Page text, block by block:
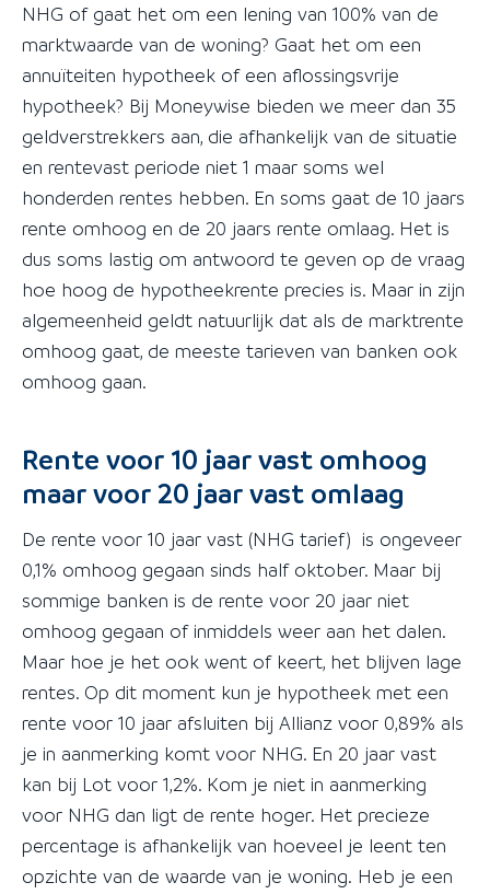
NHG of gaat het om een lening van 100% van de
marktwaarde van de woning? Gaat het om een
annuïteiten hypotheek of een aflossingsvrije
hypotheek? Bij Moneywise bieden we meer dan 35
geldverstrekkers aan, die afhankelijk van de situatie
en rentevast periode niet 1 maar soms wel
honderden rentes hebben. En soms gaat de 10 jaars
rente omhoog en de 20 jaars rente omlaag. Het is
dus soms lastig om antwoord te geven op de vraag
hoe hoog de hypotheekrente precies is. Maar in zijn
algemeenheid geldt natuurlijk dat als de marktrente
omhoog gaat, de meeste tarieven van banken ook
omhoog gaan.
Rente voor 10 jaar vast omhoog
maar voor 20 jaar vast omlaag
De rente voor 10 jaar vast (NHG tarief) is ongeveer
0,1% omhoog gegaan sinds half oktober. Maar bij
sommige banken is de rente voor 20 jaar niet
omhoog gegaan of inmiddels weer aan het dalen.
Maar hoe je het ook went of keert, het blijven lage
rentes. Op dit moment kun je hypotheek met een
rente voor 10 jaar afsluiten bij Allianz voor 0,89% als
je in aanmerking komt voor NHG. En 20 jaar vast
kan bij Lot voor 1,2%. Kom je niet in aanmerking
voor NHG dan ligt de rente hoger. Het precieze
percentage is afhankelijk van hoeveel je leent ten
opzichte van de waarde van je woning. Heb je een